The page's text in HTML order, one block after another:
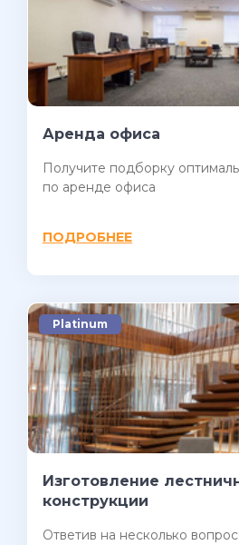
Аренда офиса
Получите подборку
по аренде офиса
ПОДРОБНЕЕ
Platinum
Изготовление
конструкции
Ответив на несколько